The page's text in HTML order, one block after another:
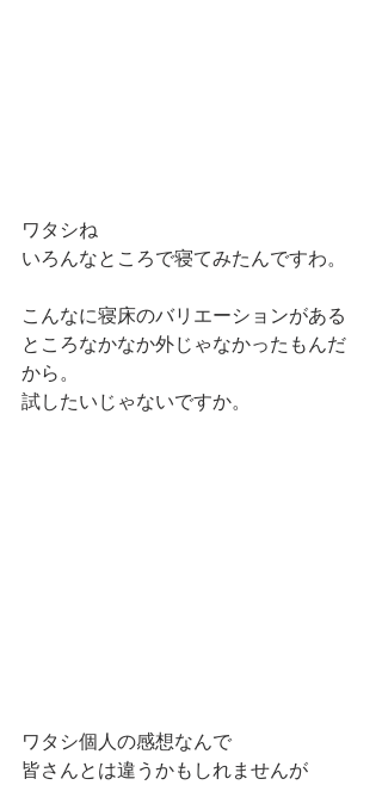
ワタシね
いろんなところで寝てみたんですわ。
こんなに寝床のバリエーションがある
ところなかなか外じゃなかったもんだ
から。
試したいじゃないですか。
ワタシ個人の感想なんで
皆さんとは違うかもしれませんが